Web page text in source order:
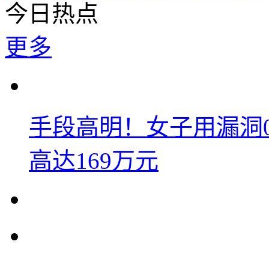
今日热点
更多
手段高明！女子用漏
高达169万元